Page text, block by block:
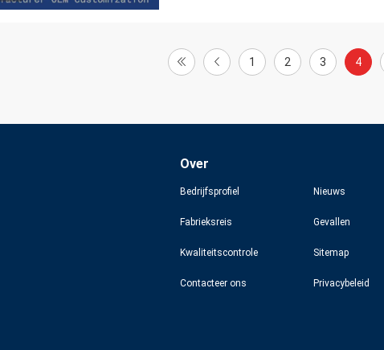
1 2 3 4
Over
Bedrijfsprofiel
Fabrieksreis
Kwaliteitscontrole
Contacteer ons
Nieuws
Gevallen
Sitemap
Privacybeleid